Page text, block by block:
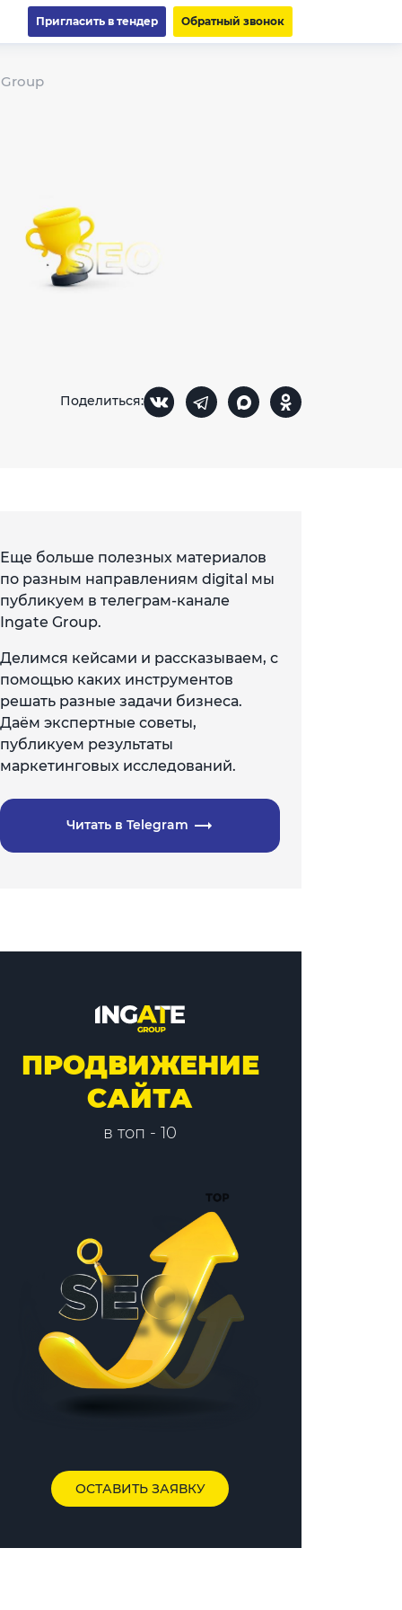
Пригласить в тендер Обратный звонок
Поделиться:
Еще больше полезных материалов
по разным направлениям digital мы
публикуем в телеграм-канале
Ingate Group.
Делимся кейсами и рассказываем, с
помощью каких инструментов
решать разные задачи бизнеса.
Даём экспертные советы,
публикуем результаты
маркетинговых исследований.
Читать в Telegram
ПРОДВИЖЕНИЕ
САЙТА
в топ - 10
ОСТАВИТЬ ЗАЯВКУ